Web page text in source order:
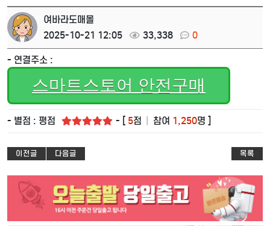
여바라도매몰
2025-10-21 12:05
33,338 0
- 연결주소 :
스마트스토어 안전구매
- 별점 : 평점 - [ 5점 참여 1,250명 ]
이전글 다음글 목록